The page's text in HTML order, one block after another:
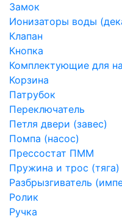
Замок
Ионизаторы воды
Клапан
Кнопка
Комплектующие для
Корзина
Патрубок
Переключатель
Петля двери (завес)
Помпа (насос)
Преcсостат ПММ
Пружина и трос (тяга)
Разбрызгиватель
Ролик
Ручка